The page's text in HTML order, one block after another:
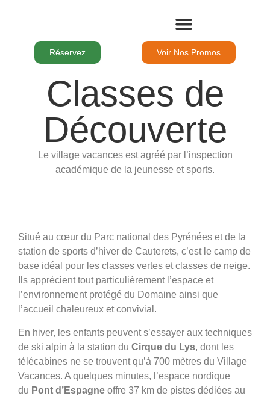
Réservez Voir Nos Promos
Classes de
Découverte
Le village vacances est agréé par l’inspection
académique de la jeunesse et sports.
Situé au cœur du Parc national des Pyrénées et de la
station de sports d’hiver de Cauterets, c’est le camp de
base idéal pour les classes vertes et classes de neige.
Ils apprécient tout particulièrement l’espace et
l’environnement protégé du Domaine ainsi que
l’accueil chaleureux et convivial.
En hiver, les enfants peuvent s’essayer aux techniques
de ski alpin à la station du Cirque du Lys, dont les
télécabines ne se trouvent qu’à 700 mètres du Village
Vacances. A quelques minutes, l’espace nordique
du Pont d’Espagne offre 37 km de pistes dédiées au